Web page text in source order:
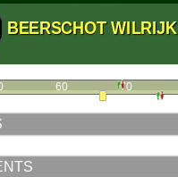
BEERSCHOT WILRIJK
60 70